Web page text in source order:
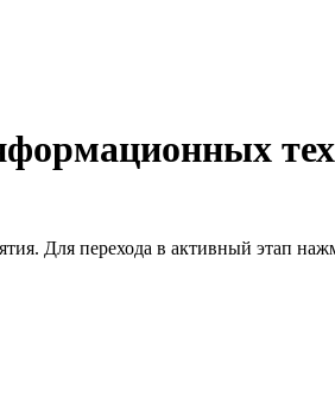
Для перехода в активный этап